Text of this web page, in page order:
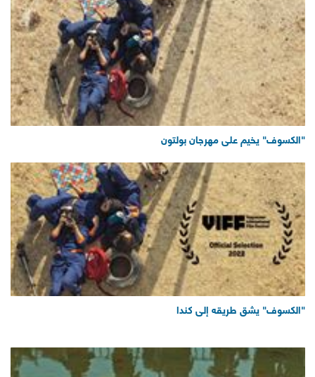
"الكسوف" يشق طريقه إلى كندا
"الكسوف" يخيم على مهرجان بولتون